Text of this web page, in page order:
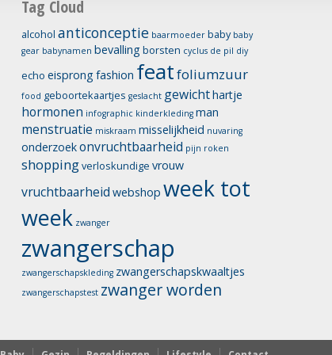
Tag Cloud
alcohol anticonceptie baarmoeder baby baby
gear babynamen bevalling borsten cyclus de pil diy
echo eisprong fashion featfoliumzuur
food geboortekaartjes geslacht gewichthartje
hormonen infographic kinderkleding man
menstruatie miskraam misselijkheid nuvaring
onderzoekonvruchtbaarheid pijn roken
shoppingverloskundige vrouw
vruchtbaarheid webshop week tot
week zwanger
zwangerschap
zwangerschapskleding zwangerschapskwaaltjes
zwangerschapstest zwanger worden